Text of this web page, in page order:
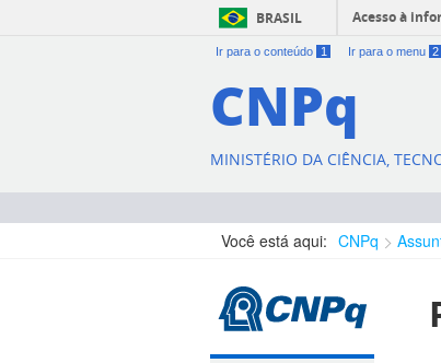
BRASIL Acesso à
Ir para o conteúdo 1 Ir para o menu 2
CNPq
MINISTÉRIO DA CIÊNCIA,
Você está aqui: CNPq